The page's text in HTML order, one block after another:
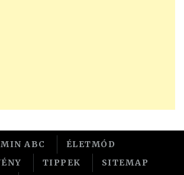
ABC
ÉLETMÓD
TIPPEK SITEMAP